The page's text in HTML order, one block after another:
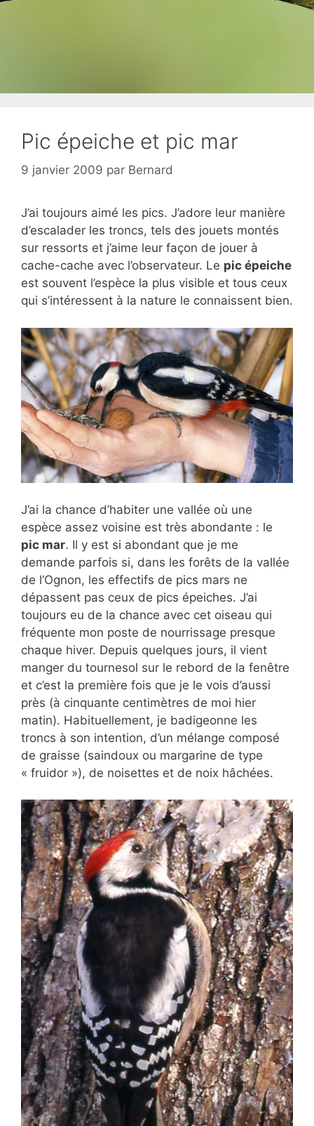
Pic épeiche et pic mar
9 janvier 2009 par Bernard
J’ai toujours aimé les pics. J’adore leur manière
d’escalader les troncs, tels des jouets montés
sur ressorts et j’aime leur façon de jouer à
cache-cache avec l’observateur. Le pic épeiche
est souvent l’espèce la plus visible et tous ceux
qui s’intéressent à la nature le connaissent bien.
J’ai la chance d’habiter une vallée où une
espèce assez voisine est très abondante : le
pic mar. Il y est si abondant que je me
demande parfois si, dans les forêts de la vallée
de l’Ognon, les effectifs de pics mars ne
dépassent pas ceux de pics épeiches. J’ai
toujours eu de la chance avec cet oiseau qui
fréquente mon poste de nourrissage presque
chaque hiver. Depuis quelques jours, il vient
manger du tournesol sur le rebord de la fenêtre
et c’est la première fois que je le vois d’aussi
près (à cinquante centimètres de moi hier
matin). Habituellement, je badigeonne les
troncs à son intention, d’un mélange composé
de graisse (saindoux ou margarine de type
« fruidor »), de noisettes et de noix hâchées.